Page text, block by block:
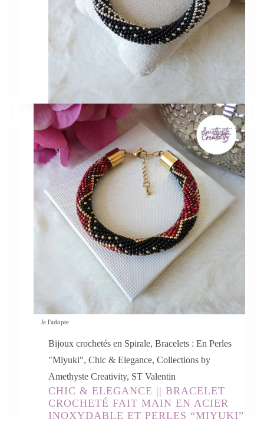
Je l'adopte
Bijoux crochetés en Spirale,Bracelets : En Perles
"Miyuki",Chic & Elegance,Collections by
Amethyste Creativity, ST Valentin
CHIC & ELEGANCE || BRACELET
CROCHETÉ FAIT MAIN EN ACIER
INOXYDABLE ET PERLES “MIYUKI”